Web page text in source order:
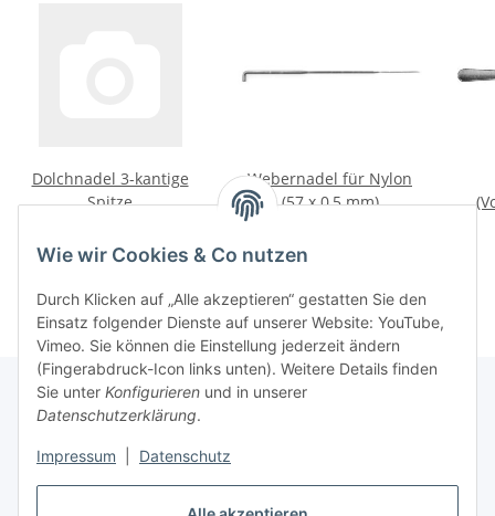
Wie wir Cookies & Co nutzen
Durch Klicken auf „Alle akzeptieren“ gestatten Sie den
Einsatz folgender Dienste auf unserer Website: YouTube,
Vimeo. Sie können die Einstellung jederzeit ändern
(Fingerabdruck-Icon links unten). Weitere Details finden
Sie unter Konfigurieren und in unserer
Datenschutzerklärung.
Impressum Datenschutz
Dolchnadel 3-kantige
Spitze
Webernadel für Nylon
(57 x 0,5 mm)